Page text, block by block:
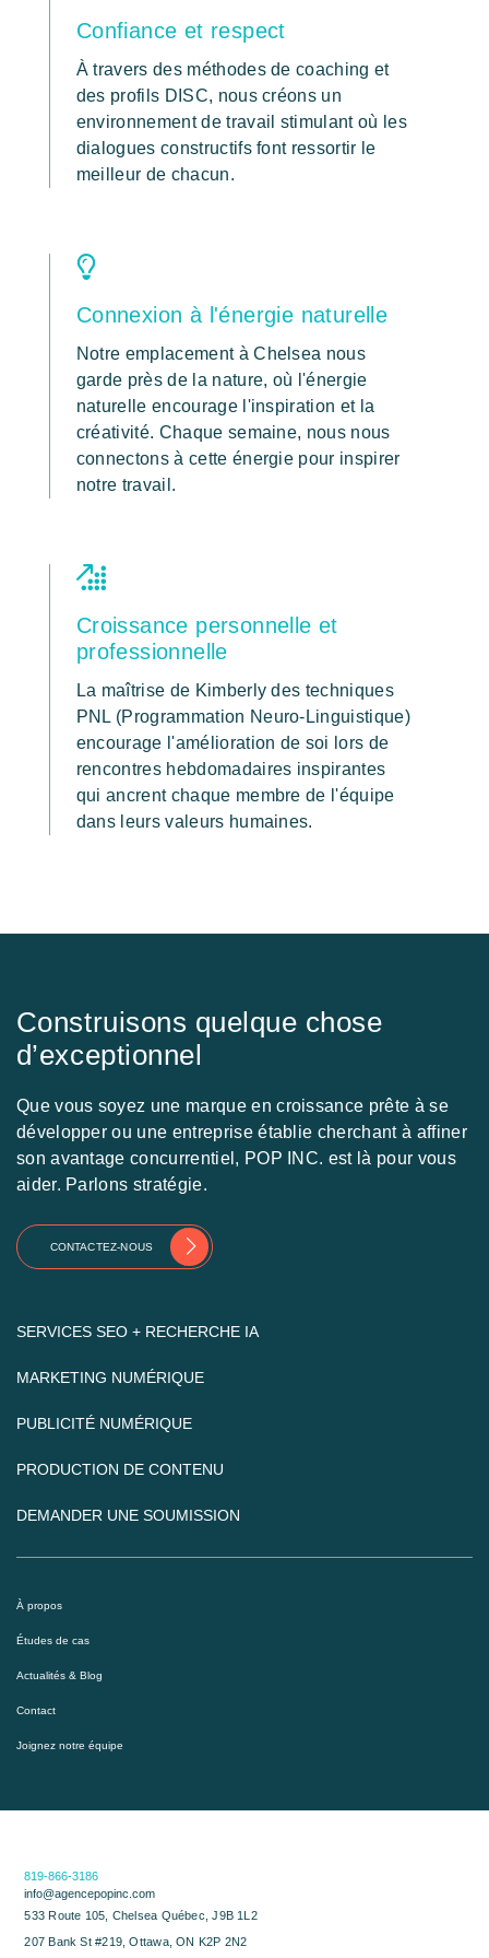
Confiance et respect
À travers des méthodes de coaching et
des profils DISC, nous créons un
environnement de travail stimulant où les
dialogues constructifs font ressortir le
meilleur de chacun.
Connexion à l'énergie naturelle
Notre emplacement à Chelsea nous
garde près de la nature, où l'énergie
naturelle encourage l'inspiration et la
créativité. Chaque semaine, nous nous
connectons à cette énergie pour inspirer
notre travail.
Croissance personnelle et
professionnelle
La maîtrise de Kimberly des techniques
PNL (Programmation Neuro-Linguistique)
encourage l'amélioration de soi lors de
rencontres hebdomadaires inspirantes
qui ancrent chaque membre de l'équipe
dans leurs valeurs humaines.
Construisons quelque chose
d’exceptionnel
Que vous soyez une marque en croissance prête à se
développer ou une entreprise établie cherchant à affiner
son avantage concurrentiel, POP INC. est là pour vous
aider. Parlons stratégie.
CONTACTEZ-NOUS
SERVICES SEO + RECHERCHE IA
MARKETING NUMÉRIQUE
PUBLICITÉ NUMÉRIQUE
PRODUCTION DE CONTENU
DEMANDER UNE SOUMISSION
À propos
Études de cas
Actualités & Blog
Contact
Joignez notre équipe
819-866-3186
info@agencepopinc.com
533 Route 105, Chelsea Québec, J9B 1L2
207 Bank St #219, Ottawa, ON K2P 2N2